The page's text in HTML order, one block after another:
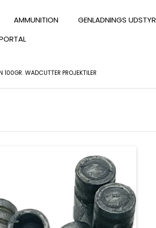
AMMUNITION GENLADNINGS UDSTYR
100GR. WADCUTTER PROJEKTILER